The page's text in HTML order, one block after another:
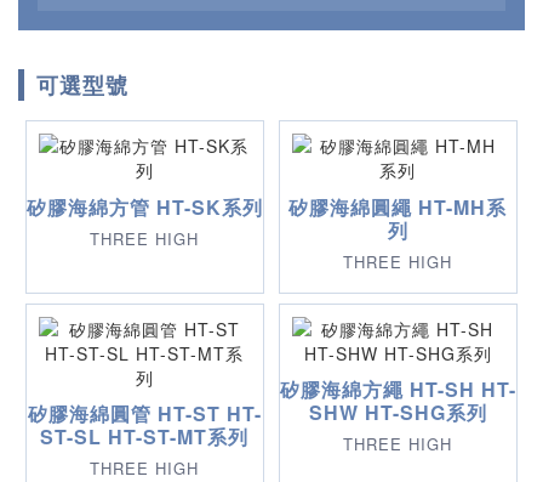
可選型號
矽膠海綿方管 HT-SK系列
THREE HIGH
矽膠海綿圓繩 HT-MH系
列
THREE HIGH
矽膠海綿圓管 HT-ST HT-
ST-SL HT-ST-MT系列
THREE HIGH
矽膠海綿方繩 HT-SH HT-
SHW HT-SHG系列
THREE HIGH